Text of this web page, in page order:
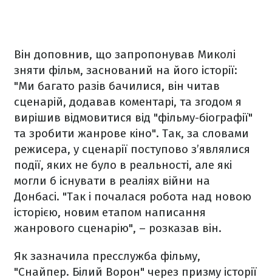
Він доповнив, що запропонував Миколі
зняти фільм, заснований на його історії:
"Ми багато разів бачилися, він читав
сценарій, додавав коментарі, та згодом я
вирішив відмовитися від "фільму-біографії"
та зробити жанрове кіно". Так, за словами
режисера, у сценарії поступово з’являлися
події, яких не було в реальності, але які
могли б існувати в реаліях війни на
Донбасі. "Так і почалася робота над новою
історією, новим етапом написання
жанрового сценарію", – розказав він.
Як зазначила пресслужба фільму,
"Снайпер. Білий Ворон" через призму історії